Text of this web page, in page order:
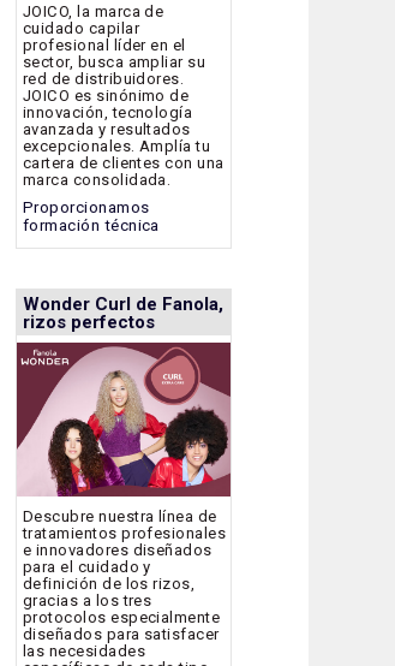
JOICO, la marca de
cuidado capilar
profesional líder en el
sector, busca ampliar su
red de distribuidores.
JOICO es sinónimo de
innovación, tecnología
avanzada y resultados
excepcionales. Amplía tu
cartera de clientes con una
marca consolidada.
Proporcionamos
formación técnica
Wonder Curl de Fanola,
rizos perfectos
Descubre nuestra línea de
tratamientos profesionales
e innovadores diseñados
para el cuidado y
definición de los rizos,
gracias a los tres
protocolos especialmente
diseñados para satisfacer
las necesidades